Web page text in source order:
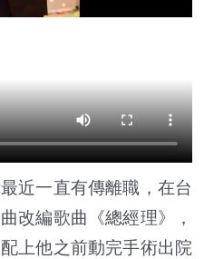
近一直有傳離職，在台
改編歌曲《總經理》，
上他之前動完手術出院